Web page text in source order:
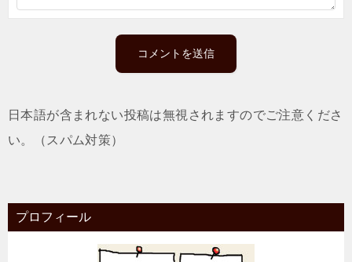
日本語が含まれない投稿は無視されますのでご注意くださ
い。（スパム対策）
プロフィール